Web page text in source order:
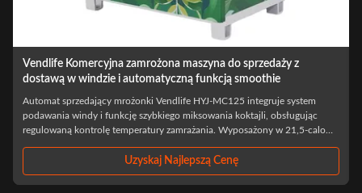
Automatyczna maszyna do sprzedaży świeżych warzyw i
owoców dla centrów handlowych i rynku
Specification: Multiple Payment System: Online Payment System And
Card Payment System, Nfc Payment. Software System Customize: Mdb,
Dex. Flexible Shelf: Spacing, Height, Quantity. Language. Color: White,
Sticker. 2 Sides Can Add The ...Uzyskaj Najlepszą Cenę